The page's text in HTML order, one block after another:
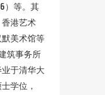
）等。其
港艺术
美术馆等
筑事务所
于清华大
学位，